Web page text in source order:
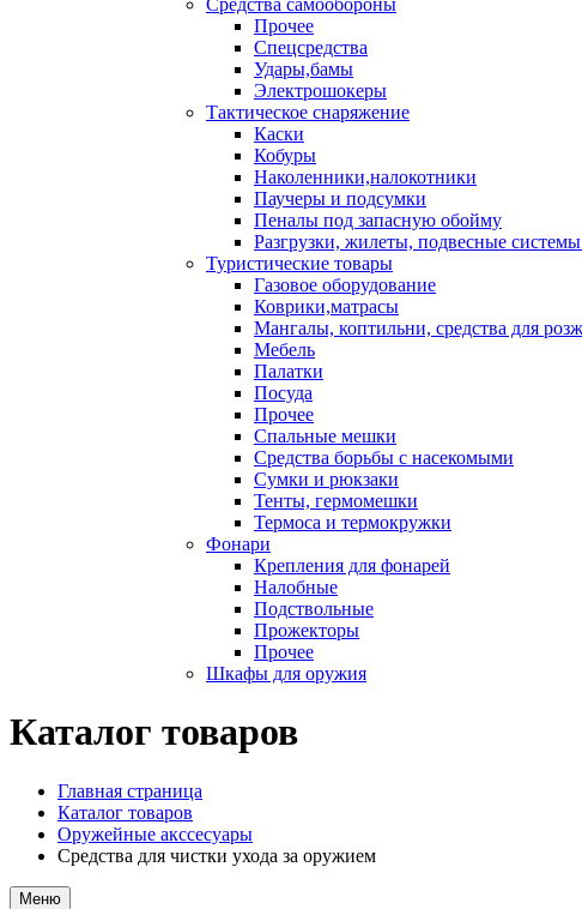
Средства самообороны
Прочее
Спецсредства
Удары,бамы
Электрошокеры
Тактическое снаряжение
Каски
Кобуры
Наколенники,налокотники
Паучеры и подсумки
Пеналы под запасную обойму
Разгрузки, жилеты, подвесные
Туристические товары
Газовое оборудование
Коврики,матрасы
Мангалы, коптильни, средства для
Мебель
Палатки
Посуда
Прочее
Спальные мешки
Средства борьбы с насекомыми
Сумки и рюкзаки
Тенты, гермомешки
Термоса и термокружки
Фонари
Крепления для фонарей
Налобные
Подствольные
Прожекторы
Прочее
Шкафы для оружия
Каталог товаров
Главная страница
Каталог товаров
Оружейные акссесуары
Средства для чистки ухода за оружием
Меню